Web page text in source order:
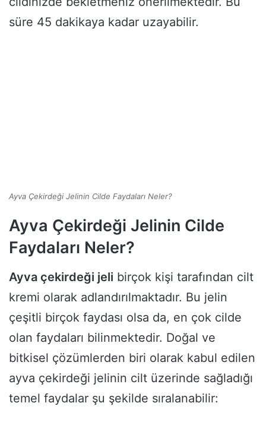
süre 45 dakikaya kadar uzayabilir.
Ayva Çekirdeği Jelinin Cilde Faydaları Neler?
Ayva Çekirdeği Jelinin Cilde
Faydaları Neler?
Ayva çekirdeği jeli birçok kişi tarafından cilt
kremi olarak adlandırılmaktadır. Bu jelin
çeşitli birçok faydası olsa da, en çok cilde
olan faydaları bilinmektedir. Doğal ve
bitkisel çözümlerden biri olarak kabul edilen
ayva çekirdeği jelinin cilt üzerinde sağladığı
temel faydalar şu şekilde sıralanabilir: